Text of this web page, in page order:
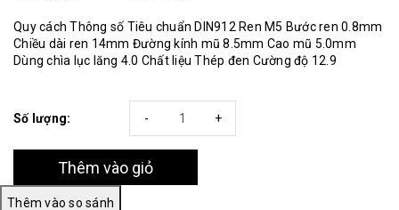
Quy cách Thông số Tiêu chuẩn DIN912 Ren M5 Bước ren 0.8mm
Chiều dài ren 14mm Đường kính mũ 8.5mm Cao mũ 5.0mm
Dùng chìa lục lăng 4.0 Chất liệu Thép đen Cường độ 12.9
Số lượng: +
-
Thêm vào giỏ